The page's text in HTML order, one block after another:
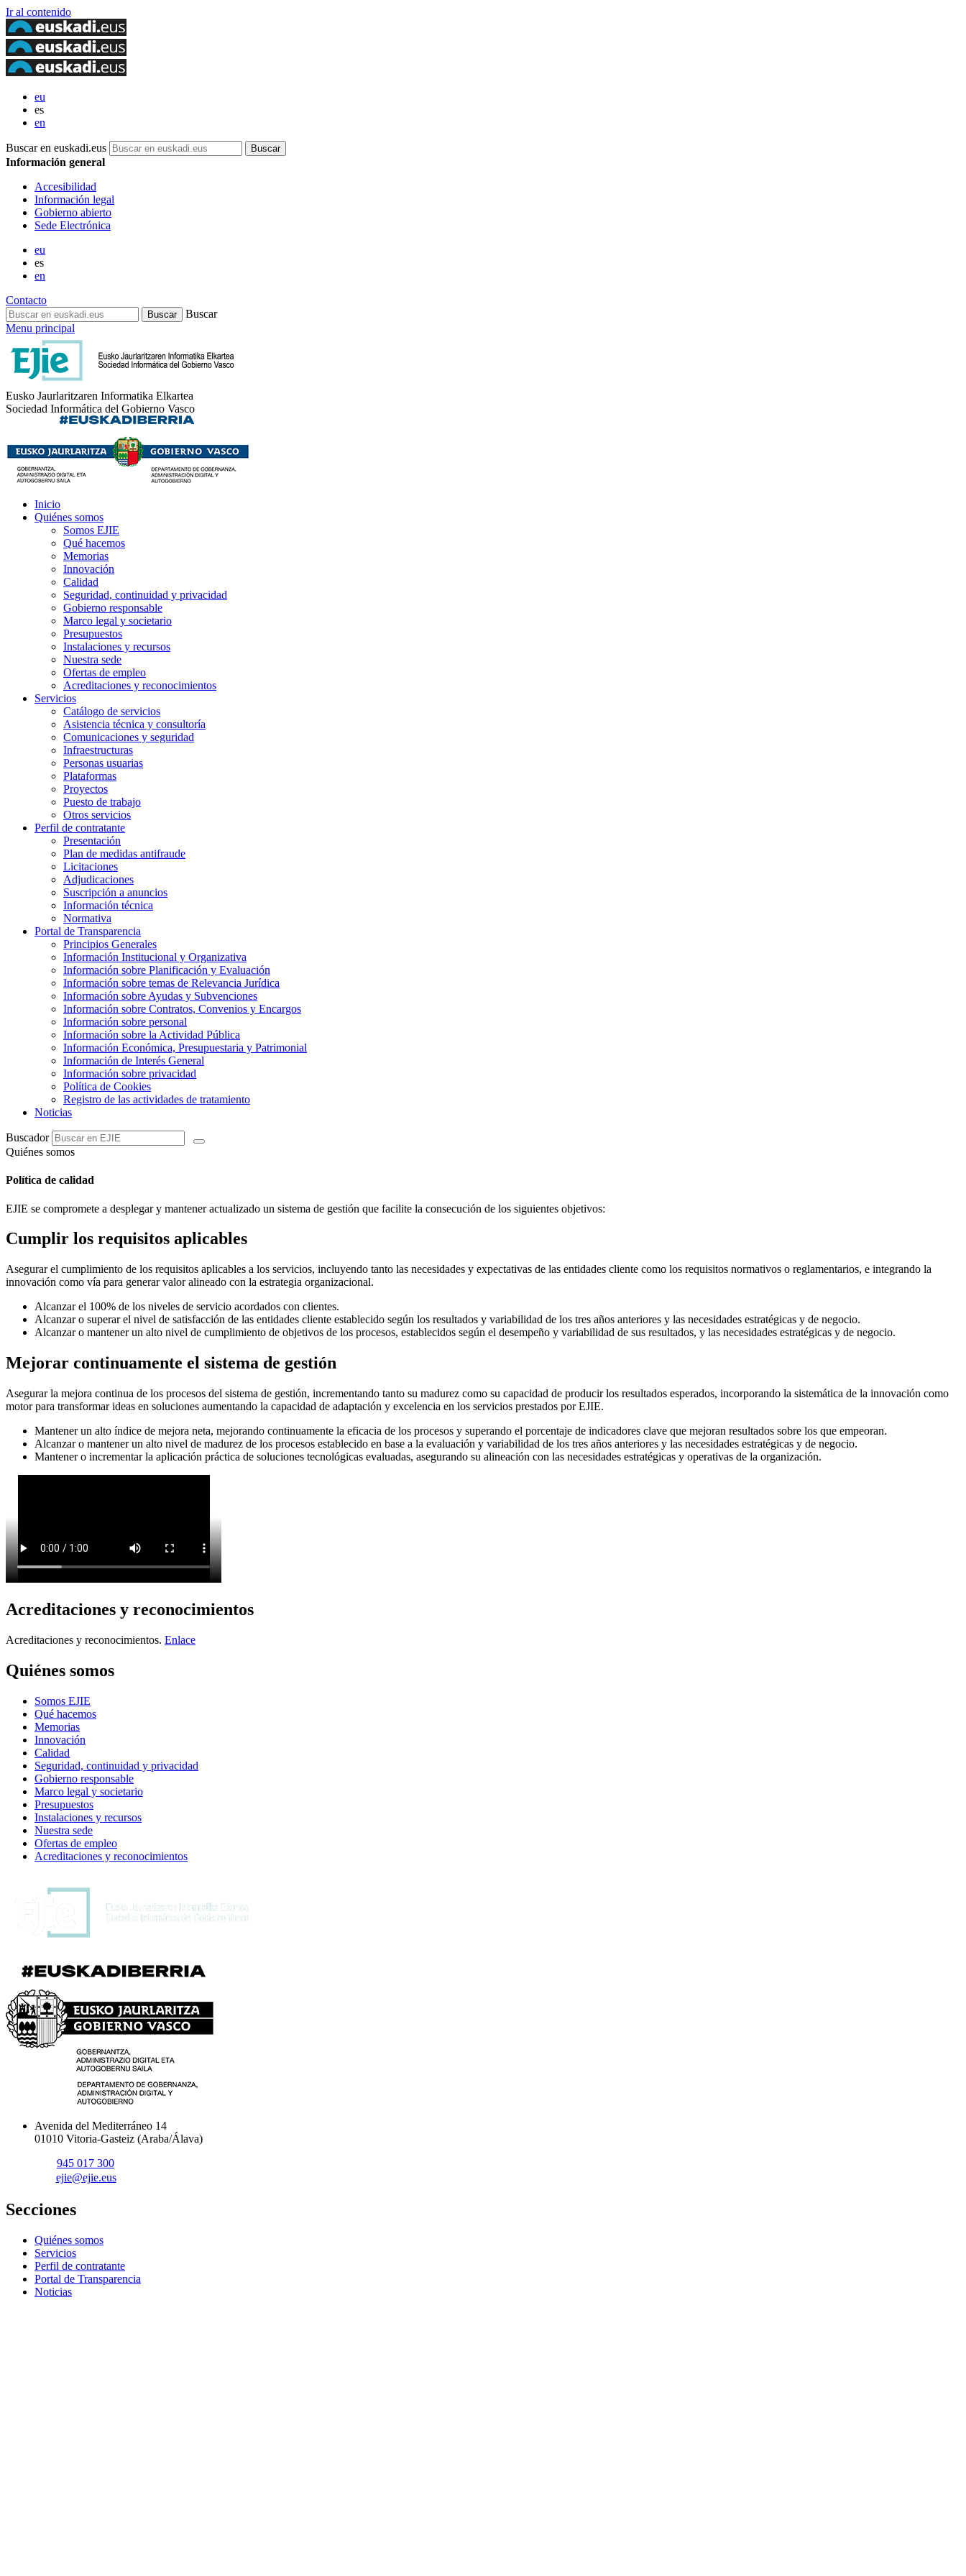
Ir al contenido
eu
es
en
Buscar en euskadi.eus
Información general
Accesibilidad
Información legal
Gobierno abierto
Sede Electrónica
eu
es
en
Contacto
Buscar
Menu principal
Eusko Jaurlaritzaren Informatika Elkartea
Sociedad Informática del Gobierno Vasco
Inicio
Quiénes somos
Somos EJIE
Qué hacemos
Memorias
Innovación
Calidad
Seguridad, continuidad y privacidad
Gobierno responsable
Marco legal y societario
Presupuestos
Instalaciones y recursos
Nuestra sede
Ofertas de empleo
Acreditaciones y reconocimientos
Servicios
Catálogo de servicios
Asistencia técnica y consultoría
Comunicaciones y seguridad
Infraestructuras
Personas usuarias
Plataformas
Proyectos
Puesto de trabajo
Otros servicios
Perfil de contratante
Presentación
Plan de medidas antifraude
Licitaciones
Adjudicaciones
Suscripción a anuncios
Información técnica
Normativa
Portal de Transparencia
Principios Generales
Información Institucional y Organizativa
Información sobre Planificación y Evaluación
Información sobre temas de Relevancia Jurídica
Información sobre Ayudas y Subvenciones
Información sobre Contratos, Convenios y Encargos
Información sobre personal
Información sobre la Actividad Pública
Información Económica, Presupuestaria y Patrimonial
Información de Interés General
Información sobre privacidad
Política de Cookies
Registro de las actividades de tratamiento
Noticias
Buscador
Quiénes somos
Política de calidad
EJIE se compromete a desplegar y mantener actualizado un sistema de gestión que facilite la consecución de los siguientes objetivos:
Cumplir los requisitos aplicables
Asegurar el cumplimiento de los requisitos aplicables a los servicios, incluyendo tanto las necesidades y expectativas de las entidades cliente como los requisitos normativos o reglamentarios, e integrando la
innovación como vía para generar valor alineado con la estrategia organizacional.
Alcanzar el 100% de los niveles de servicio acordados con clientes.
Alcanzar o superar el nivel de satisfacción de las entidades cliente establecido según los resultados y variabilidad de los tres años anteriores y las necesidades estratégicas y de negocio.
Alcanzar o mantener un alto nivel de cumplimiento de objetivos de los procesos, establecidos según el desempeño y variabilidad de sus resultados, y las necesidades estratégicas y de negocio.
Mejorar continuamente el sistema de gestión
Asegurar la mejora continua de los procesos del sistema de gestión, incrementando tanto su madurez como su capacidad de producir los resultados esperados, incorporando la sistemática de la innovación como
motor para transformar ideas en soluciones aumentando la capacidad de adaptación y excelencia en los servicios prestados por EJIE.
Mantener un alto índice de mejora neta, mejorando continuamente la eficacia de los procesos y superando el porcentaje de indicadores clave que mejoran resultados sobre los que empeoran.
Alcanzar o mantener un alto nivel de madurez de los procesos establecido en base a la evaluación y variabilidad de los tres años anteriores y las necesidades estratégicas y de negocio.
Mantener o incrementar la aplicación práctica de soluciones tecnológicas evaluadas, asegurando su alineación con las necesidades estratégicas y operativas de la organización.
Acreditaciones y reconocimientos
Acreditaciones y reconocimientos. Enlace
Quiénes somos
Somos EJIE
Qué hacemos
Memorias
Innovación
Calidad
Seguridad, continuidad y privacidad
Gobierno responsable
Marco legal y societario
Presupuestos
Instalaciones y recursos
Nuestra sede
Ofertas de empleo
Acreditaciones y reconocimientos
Avenida del Mediterráneo 14
01010 Vitoria-Gasteiz (Araba/Álava)
945 017 300
ejie@ejie.eus
Secciones
Quiénes somos
Servicios
Perfil de contratante
Portal de Transparencia
Noticias